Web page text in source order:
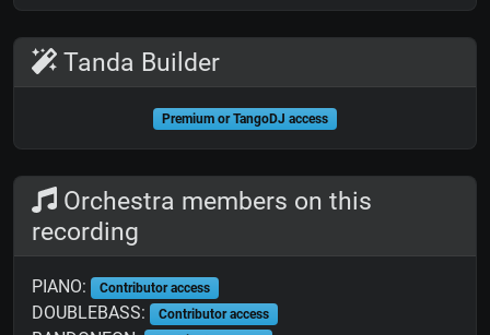
Tanda Builder
Premium or TangoDJ access
Orchestra members on this
recording
PIANO: Contributor access
DOUBLEBASS: Contributor access